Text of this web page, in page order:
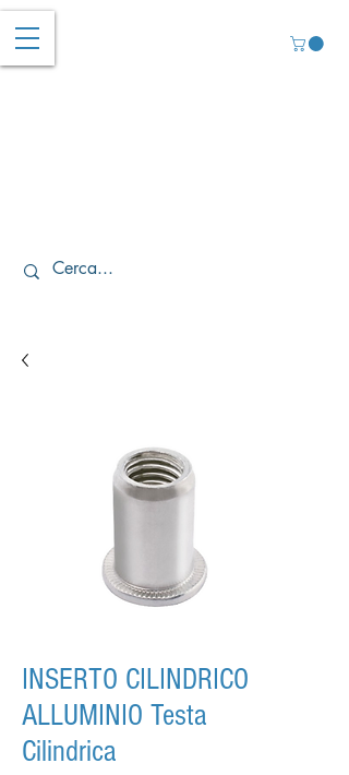
INSERTO CILINDRICO
ALLUMINIO Testa
Cilindrica